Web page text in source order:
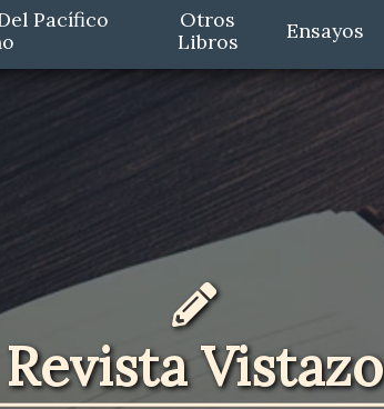
Pacífico
Otros
Libros
Ensayos
Revista Vistazo